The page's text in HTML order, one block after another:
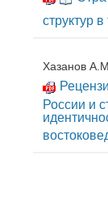
структур
Хазанов
России и